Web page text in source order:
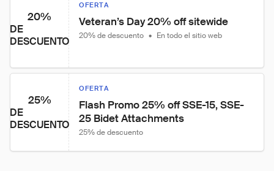
20%
DE
DESCUENTO
OFERTA
Veteran’s Day 20% off sitewide
20% de descuento • En todo el sitio web
25%
DE
DESCUENTO
OFERTA
Flash Promo 25% off SSE-15, SSE-
25 Bidet Attachments
25% de descuento